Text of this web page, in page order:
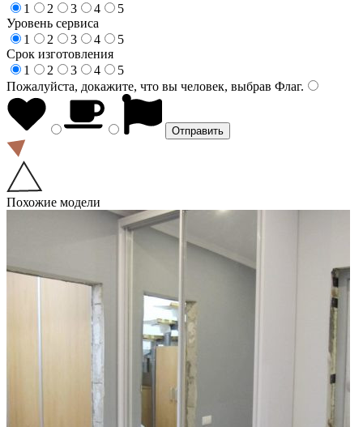
1
2 3 4
5
Уровень сервиса
1
2 3 4
5
Срок изготовления
1
2 3 4
5
Пожалуйста, докажите, что вы человек, выбрав Флаг.
Похожие модели